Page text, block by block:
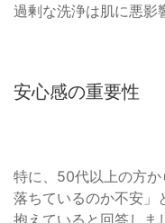
過剰な洗浄は肌に悪影
安心感の重要性
特に、50代以上の方
落ちているのか不安」